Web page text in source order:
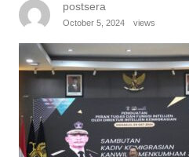
postsera
October 5, 2024 views